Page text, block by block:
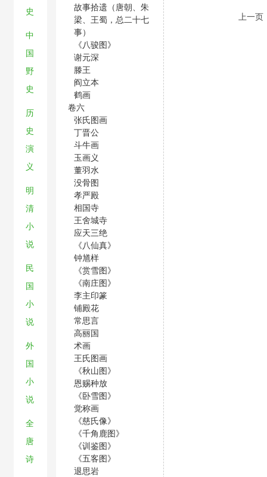
史
中
国
野
史
历
史
演
义
明
清
小
说
民
国
小
说
外
国
小
说
全
唐
诗
故事拾遗（唐朝、朱
梁、王蜀，总二十七
事）
《八骏图》
谢元深
滕王
阎立本
鹤画
卷六
张氏图画
丁晋公
斗牛画
玉画义
董羽水
没骨图
孝严殿
相国寺
王舍城寺
应天三绝
《八仙真》
钟馗样
《赏雪图》
《南庄图》
李主印篆
铺殿花
常思言
高丽国
术画
王氏图画
《秋山图》
恩赐种放
《卧雪图》
觉称画
《慈氏像》
《千角鹿图》
《训鉴图》
《五客图》
退思岩
上一页